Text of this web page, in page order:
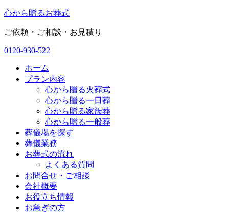
コ
テ
ツ
心から贈るお葬式
ご依頼・ご相談・お見積り
0120-930-522
ホーム
プラン内容
心から贈る火葬式
心から贈る一日葬
心から贈る家族葬
心から贈る一般葬
葬儀場を探す
葬儀業務
お葬式の流れ
よくある質問
お問合せ・ご相談
会社概要
お役立ち情報
お急ぎの方